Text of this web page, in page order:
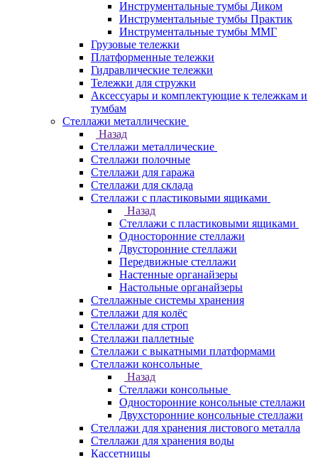
Инструментальные тумбы Диком
Инструментальные тумбы Практик
Инструментальные тумбы ММГ
Грузовые тележки
Платформенные тележки
Гидравлические тележки
Тележки для стружки
Аксесcуары и комплектующие к тележкам и
тумбам
Стеллажи металлические
Назад
Стеллажи металлические
Стеллажи полочные
Стеллажи для гаража
Стеллажи для склада
Стеллажи с пластиковыми ящиками
Назад
Стеллажи с пластиковыми ящиками
Односторонние стеллажи
Двусторонние стеллажи
Передвижные стеллажи
Настенные органайзеры
Настольные органайзеры
Стеллажные системы хранения
Стеллажи для колёс
Стеллажи для строп
Стеллажи паллетные
Стеллажи с выкатными платформами
Стеллажи консольные
Назад
Стеллажи консольные
Односторонние консольные стеллажи
Двухсторонние консольные стеллажи
Стеллажи для хранения листового металла
Стеллажи для хранения воды
Кассетницы